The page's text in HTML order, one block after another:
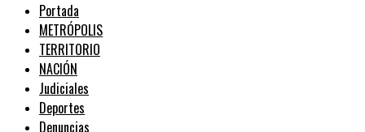
Portada
METRÓPOLIS
TERRITORIO
NACIÓN
Judiciales
Deportes
Denuncias